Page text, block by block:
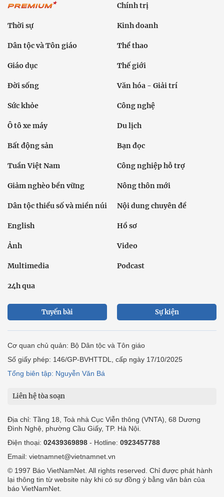
Chính trị
Thời sự Kinh doanh
Dân tộc và Tôn giáo Thể thao
Giáo dục Thế giới
Đời sống Văn hóa - Giải trí
Sức khỏe Công nghệ
Ô tô xe máy Du lịch
Bất động sản Bạn đọc
Tuần Việt Nam Công nghiệp hỗ trợ
Giảm nghèo bền vững Nông thôn mới
Dân tộc thiểu số và miền núi Nội dung chuyên đề
English Hồ sơ
Ảnh Video
Multimedia Podcast
24h qua
Tuyến bài Sự kiện
Cơ quan chủ quản: Bộ Dân tộc và Tôn giáo
Số giấy phép: 146/GP-BVHTTDL, cấp ngày 17/10/2025
Tổng biên tập: Nguyễn Văn Bá
Liên hệ tòa soạn
Địa chỉ: Tầng 18, Toà nhà Cục Viễn thông (VNTA), 68 Dương
Đình Nghệ, phường Cầu Giấy, TP. Hà Nội.
Điện thoại: 02439369898 - Hotline: 0923457788
Email: vietnamnet@vietnamnet.vn
© 1997 Báo VietNamNet. All rights reserved. Chỉ được phát hành
lại thông tin từ website này khi có sự đồng ý bằng văn bản của
báo VietNamNet.